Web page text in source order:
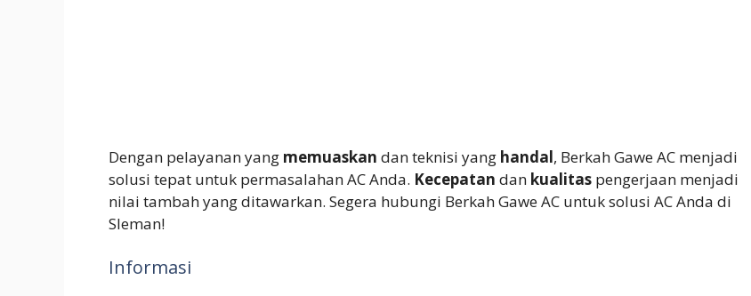
Dengan pelayanan yang memuaskan dan teknisi yang handal, Berkah Gawe AC menjadi
solusi tepat untuk permasalahan AC Anda. Kecepatan dan kualitas pengerjaan menjadi
nilai tambah yang ditawarkan. Segera hubungi Berkah Gawe AC untuk solusi AC Anda di
Sleman!
Informasi